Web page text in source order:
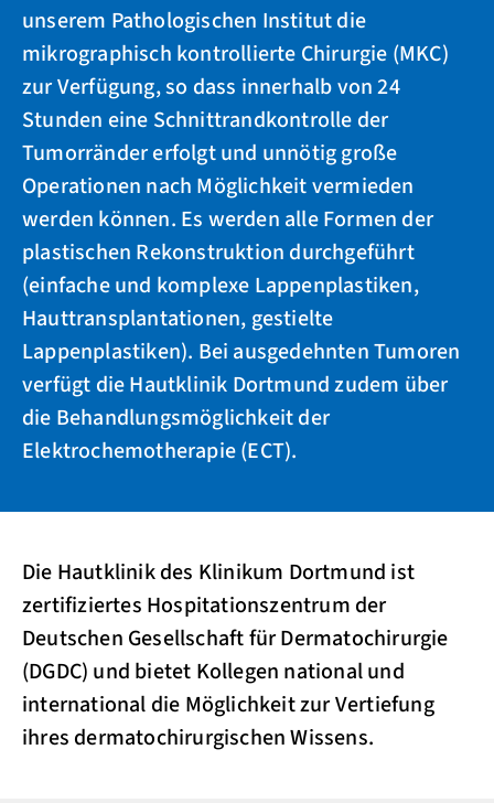
unserem Pathologischen Institut die
mikrographisch kontrollierte Chirurgie (MKC)
zur Verfügung, so dass innerhalb von 24
Stunden eine Schnittrandkontrolle der
Tumorränder erfolgt und unnötig große
Operationen nach Möglichkeit vermieden
werden können. Es werden alle Formen der
plastischen Rekonstruktion durchgeführt
(einfache und komplexe Lappenplastiken,
Hauttransplantationen, gestielte
Lappenplastiken). Bei ausgedehnten Tumoren
verfügt die Hautklinik Dortmund zudem über
die Behandlungsmöglichkeit der
Elektrochemotherapie (ECT).
Die Hautklinik des Klinikum Dortmund ist
zertifiziertes Hospitationszentrum der
Deutschen Gesellschaft für Dermatochirurgie
(DGDC) und bietet Kollegen national und
international die Möglichkeit zur Vertiefung
ihres dermatochirurgischen Wissens.